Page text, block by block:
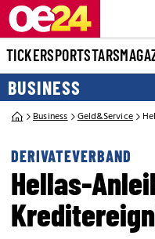
TICKERSPORTSTARS
BUSINESS
Business Geld&Service
DERIVATEVERBAND
Hellas-